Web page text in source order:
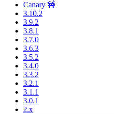
Canary 🚧
3.10.2
3.9.2
3.8.1
3.7.0
3.6.3
3.5.2
3.4.0
3.3.2
3.2.1
3.1.1
3.0.1
2.x